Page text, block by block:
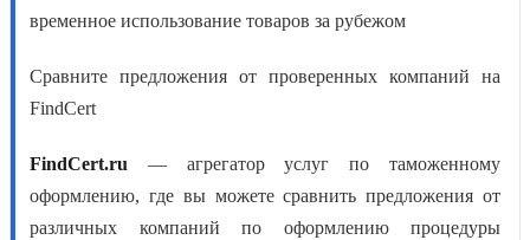
временное использование товаров за рубежом
Сравните предложения от проверенных компаний на
FindCert
FindCert.ru — агрегатор услуг по таможенному
оформлению, где вы можете сравнить предложения от
различных компаний по оформлению процедуры